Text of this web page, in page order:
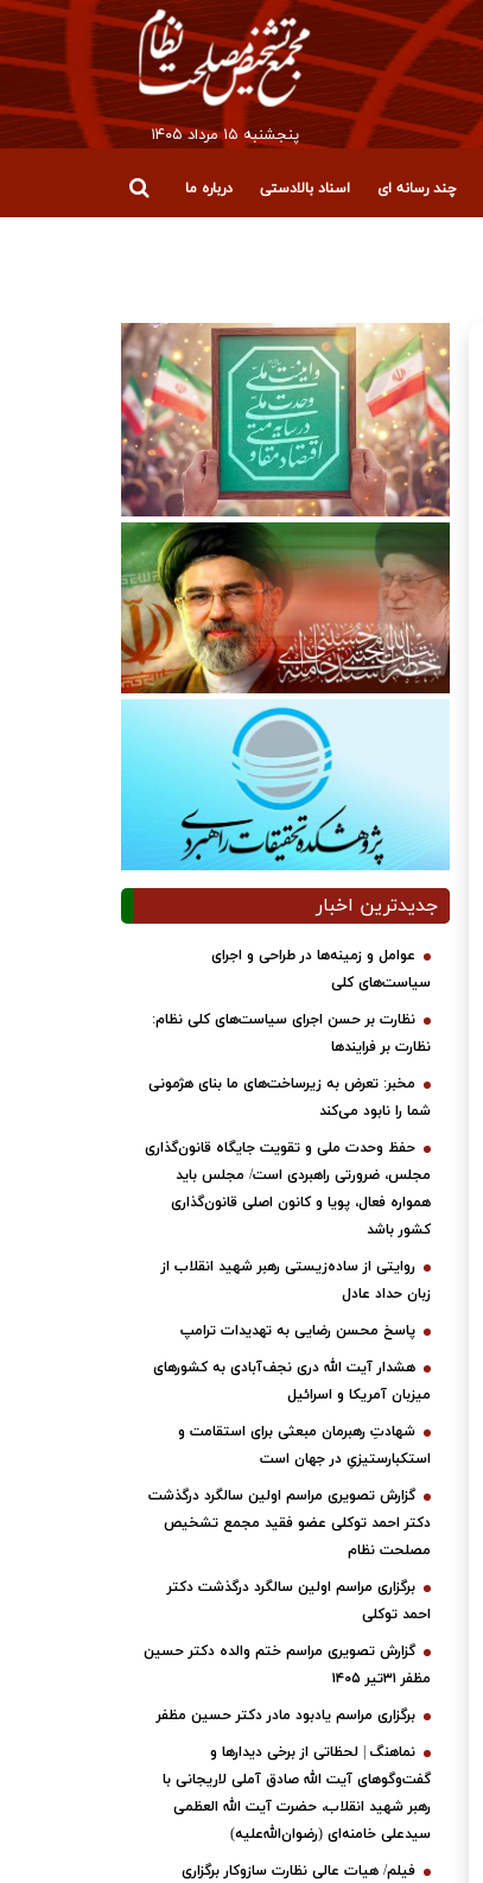
پنجشنبه ۱۵ مرداد ۱۴۰۵
چند رسانه ای اسناد بالادستی درباره ما
جدیدترین اخبار
عوامل و زمینه‌ها در طراحی و اجرای
سیاست‌های کلی
نظارت بر حسن اجرای سیاست‌های کلی نظام:
نظارت بر فرایندها
مخبر: تعرض به زیرساخت‌های ما بنای هژمونی
شما را نابود می‌کند
حفظ وحدت ملی و تقویت جایگاه قانون‌گذاری
مجلس، ضرورتی راهبردی است/ مجلس باید
همواره فعال، پویا و کانون اصلی قانون‌گذاری
کشور باشد
روایتی از ساده‌زیستی رهبر شهید انقلاب از
زبان حداد عادل
پاسخ محسن رضایی به تهدیدات ترامپ
هشدار آیت الله دری نجف‌آبادی به کشورهای
میزبان آمریکا و اسرائیل
شهادتِ رهبرمان مبعثی برای استقامت و
استکبارستیزیِ در جهان است
گزارش تصویری مراسم اولین سالگرد درگذشت
دکتر احمد توکلی عضو فقید مجمع تشخیص
مصلحت نظام
برگزاری مراسم اولین سالگرد درگذشت دکتر
احمد توکلی
گزارش تصویری مراسم ختم والده دکتر حسین
مظفر ۳۱تیر ۱۴۰۵
برگزاری مراسم یادبود مادر دکتر حسین مظفر
نماهنگ | لحظاتی از برخی دیدارها و
گفت‌وگوهای آیت ‌الله صادق آملی لاریجانی با
رهبر شهید انقلاب، حضرت آیت‌ الله العظمی
سیدعلی خامنه‌ای (رضوان‌الله‌علیه)
فیلم/ هیات عالی نظارت سازوکار برگزاری